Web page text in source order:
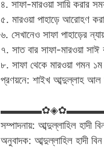
৪. সাফা-মারওয়া সায়ি করার
৫. মারওয়া পাহাড়ে আরোহণ
৬. সেখানেও সাফা পাহাড়ের
৭. সাত বার সাফা-মারওয়া
৮. সাফা থেকে মারওয়া গমন
প্রণয়নে: শাইখ আব্দুল্লাহ আল
সম্পাদনায়: আব্দুল্লাহিল হাদী
অনুবাদক: আব্দুল্লাহিল হাদী